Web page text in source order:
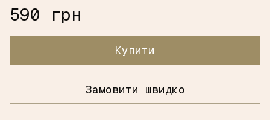
590 грн
Купити
Замовити швидко